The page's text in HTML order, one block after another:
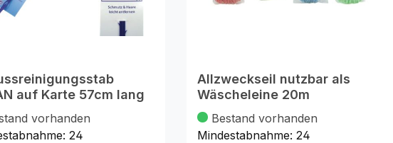
auf Karte 57cm lang
vorhanden
24
Allzweckseil nutzbar als
Wäscheleine 20m
Bestand vorhanden
Mindestabnahme:24